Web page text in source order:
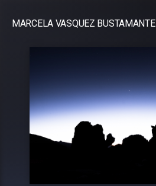
MARCELA VASQUEZ BUSTAMANTE